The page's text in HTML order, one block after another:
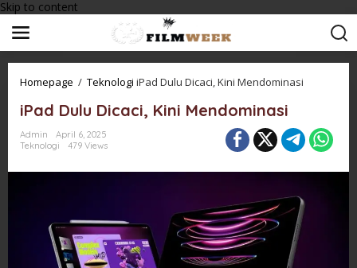
Skip to content
Homepage / Teknologi iPad Dulu Dicaci, Kini Mendominasi
iPad Dulu Dicaci, Kini Mendominasi
Admin
April 6, 2025
Teknologi
479 Views